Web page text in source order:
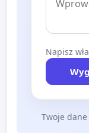
Napisz
Twoje